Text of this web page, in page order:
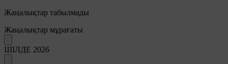
Жаңалықтар табылмады
Жаңалықтар мұрағаты
ШІЛДЕ 2026